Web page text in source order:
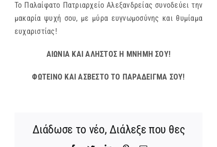
Το Παλαίφατο Πατριαρχείο Αλεξανδρείας συνοδεύει την
μακαρία ψυχή σου, με μύρα ευγνωμοσύνης και θυμίαμα
ευχαριστίας!
ΑΙΩΝΙΑ ΚΑΙ ΑΛΗΣΤΟΣ Η ΜΝΗΜΗ ΣΟΥ!
ΦΩΤΕΙΝΟ ΚΑΙ ΑΣΒΕΣΤΟ ΤΟ ΠΑΡΑΔΕΙΓΜΑ ΣΟΥ!
Διάδωσε το νέο, Διάλεξε που θες